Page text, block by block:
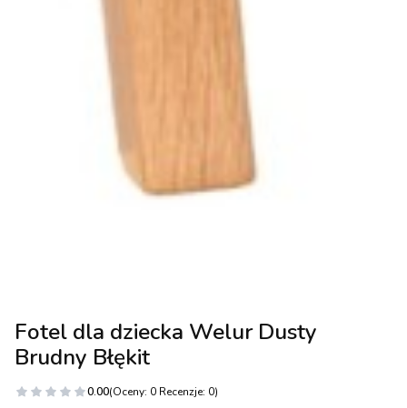
Fotel dla dziecka Welur Dusty
Brudny Błękit
0.00(Oceny: 0 Recenzje: 0)